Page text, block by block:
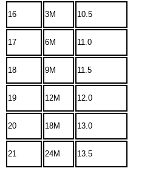
16 3M 10.5
17 6M 11.0
18 9M 11.5
19 12M 12.0
20 18M 13.0
21 24M 13.5